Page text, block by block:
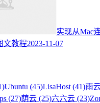
实现从Mac
文教程2023-11-07
Ubuntu (45)LisaHost (41)雨
(27)荫云 (25)六六云 (23)